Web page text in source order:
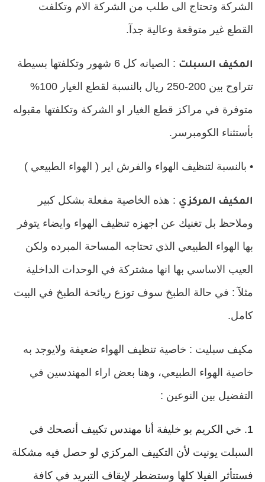
الشركة وتحتاج الى طلب من الشركة الام وتكلفت
القطع غير متوقعة وعالية جدآ.
المكيف السبلت
: الصيانه كل 6 شهور وتكلفتها بسيطة
تتراوح بين 200-250 ريال بالنسبة لقطع الغيار 100%
متوفرة في مراكز قطع الغيار او الشركة وتكلفتها مقبوله
بأستثناء الكومبرسر.
• بالنسبة لتنظيف الهواء والفرش اير ( الهواء الطبيعي )
المكيف المركزي : هذه الخاصية مفعلة بشكل كبير
وملاحظ بل تغنيك عن اجهزه تنظيف الهواء وايضاء يتوفر
بها الهواء الطبيعي الذي تحتاجه المساحة المبرده ولكن
العيب الاساسي بها انها مشتركة في الوحدات الداخلية
مثلآ : في حالة الطبخ سوف توزع ريائحة الطبخ في البيت
كامل.
مكيف سبليت : خاصية تنظيف الهواء ضعيفة ولايوجد به
خاصية الهواء الطبيعي، وهنا بعض اراء المهندسين في
التفضيل بين النوعين :
1. خي الكريم بو خليفة أنا مهندس تكييف أنصحك في
السبلت يونيت لأن التكييف المركزي لو حصل فيه مشكلة
فستتأثر الفيلا كلها وستضطر لإيقاف التبريد في كافة